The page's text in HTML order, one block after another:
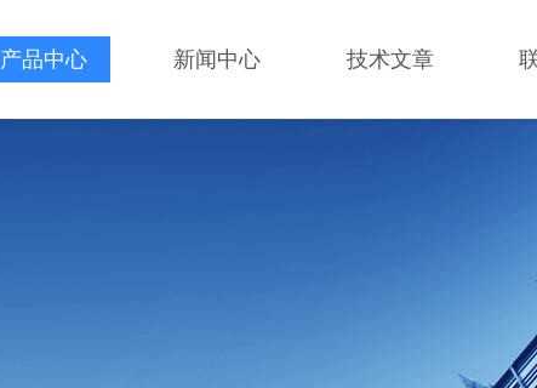
产品中心 新闻中心 技术文章